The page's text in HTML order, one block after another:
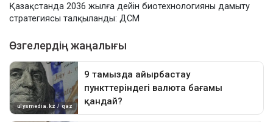
Қазақстанда 2036 жылға дейін биотехнологияны дамыту
стратегиясы талқыланды: ДСМ